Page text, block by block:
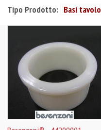
Tipo Prodotto: Basi tavolo